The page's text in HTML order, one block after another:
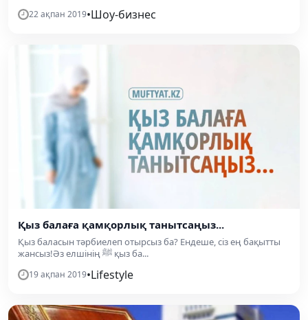
22 ақпан 2019•Шоу-бизнес
Қыз балаға қамқорлық танытсаңыз...
Қыз баласын тәрбиелеп отырсыз ба? Ендеше, сіз ең бақытты
жансыз!Әз елшінің ﷺ қыз ба...
19 ақпан 2019•Lifestyle